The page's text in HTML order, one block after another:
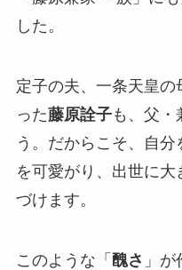
した。
定子の夫、一条天皇
った藤原詮子も、父・
う。だからこそ、自
を可愛がり、出世に
づけます。
このような「 醜さ 」